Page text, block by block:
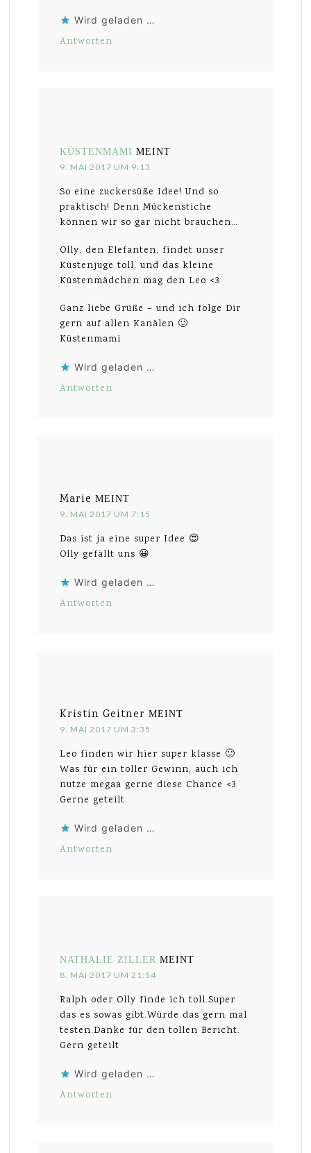
Wird geladen …
Antworten
KÜSTENMAMI MEINT
9. MAI 2017 UM 9:13
So eine zuckersüße Idee! Und so
praktisch! Denn Mückenstiche
können wir so gar nicht brauchen…
Olly, den Elefanten, findet unser
Küstenjuge toll, und das kleine
Küstenmädchen mag den Leo <3
Ganz liebe Grüße – und ich folge Dir
gern auf allen Kanälen 🙂
Küstenmami
Wird geladen …
Antworten
Marie MEINT
9. MAI 2017 UM 7:15
Das ist ja eine super Idee 😍
Olly gefällt uns 😀
Wird geladen …
Antworten
Kristin Geitner MEINT
9. MAI 2017 UM 3:35
Leo finden wir hier super klasse 🙂
Was für ein toller Gewinn, auch ich
nutze megaa gerne diese Chance <3
Gerne geteilt.
Wird geladen …
Antworten
NATHALIE ZILLER MEINT
8. MAI 2017 UM 21:54
Ralph oder Olly finde ich toll.Super
das es sowas gibt.Würde das gern mal
testen.Danke für den tollen Bericht.
Gern geteilt
Wird geladen …
Antworten